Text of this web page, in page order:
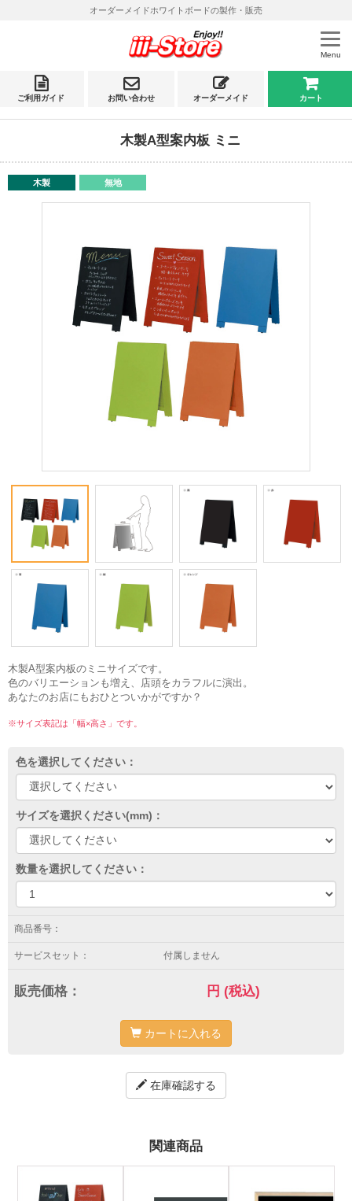
オーダーメイドホワイトボードの製作・販売
ご利用ガイド お問い合わせ オーダーメイド カート
Menu
木製A型案内板 ミニ
木製 無地
木製A型案内板のミニサイズです。
色のバリエーションも増え、店頭をカラフルに演出。
あなたのお店にもおひとついかがですか？
※サイズ表記は「幅×高さ」です。
色を選択してください：
サイズを選択ください(mm)：
数量を選択してください：
商品番号：
サービスセット： 付属しません
販売価格： 円 (税込)
カートに入れる
在庫確認する
関連商品